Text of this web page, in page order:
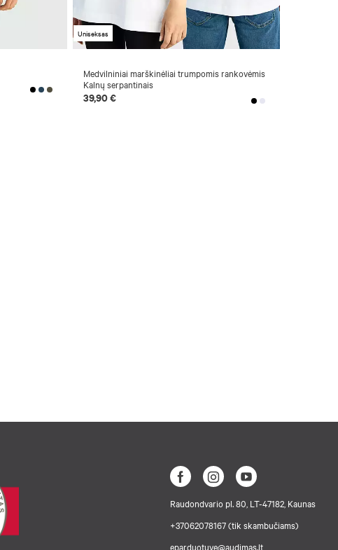
Uniseksas
Medvilniniai marškinėliai trumpomis rankovėmis
Kalnų serpantinais
39,90 €
Raudondvario pl. 80, LT-47182, Kaunas
+37062078167 (tik skambučiams)
eparduotuve@audimas.lt